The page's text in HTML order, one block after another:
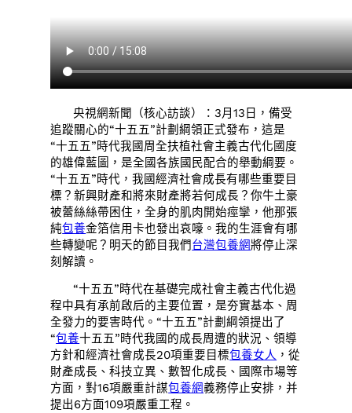
央視網新聞（核心訪談）：3月13日，備受
追蹤關心的“十五五”計劃綱領正式發布，這是
“十五五”時代我國周全扶植社會主義古代化國度
的雄偉藍圖，是全國各族國民配合的舉動綱要。
“十五五”時代，我國經濟社會成長有哪些重要目
標？新興財產和將來財產將若何成長？你牛土豪
被蕾絲絲帶困住，全身的肌肉開始痙攣，他那張
純包養金箔信用卡也發出哀嚎。我的生涯會有哪
些轉變呢？明天的節目我們台灣包養網將停止深
刻解讀。
“十五五”時代在基礎完成社會主義古代化過
程中具有承前啟后的主要位置，是夯實基本、周
全發力的要害時代。“十五五”計劃綱領提出了
“包養十五五”時代我國的成長周遭的狀況、領導
方針和經濟社會成長20項重要目標包養女人 ，從
財產成長、科技立異、數智化成長、國際市場等
方面，對16項嚴重計謀包養網義務停止安排，并
提出6方面109項嚴重工程。